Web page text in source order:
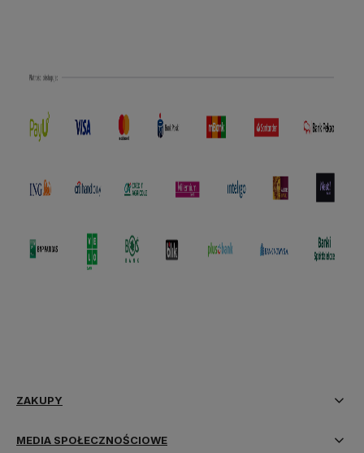
ZAKUPY
MEDIA SPOŁECZNOŚCIOWE